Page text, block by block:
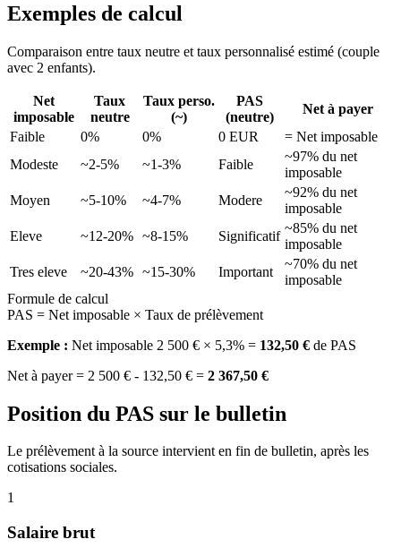
Exemples de calcul
Comparaison entre taux neutre et taux personnalisé estimé (couple
avec 2 enfants).
Net
imposable
Taux
neutre
Taux perso.
(~)
PAS
(neutre)
Net à payer
Faible
0% 0% 0 EUR
= Net imposable
Modeste
~2-5% ~1-3% Faible
~97% du net
imposable
Moyen
~5-10% ~4-7% Modere
~92% du net
imposable
Eleve
~12-20% ~8-15% Significatif
~85% du net
imposable
Tres eleve
~20-43% ~15-30% Important
~70% du net
imposable
Formule de calcul
PAS = Net imposable × Taux de prélèvement
Exemple : Net imposable 2 500 € × 5,3% = 132,50 € de PAS
Net à payer = 2 500 € - 132,50 € = 2 367,50 €
Position du PAS sur le bulletin
Le prélèvement à la source intervient en fin de bulletin, après les
cotisations sociales.
1
Salaire brut